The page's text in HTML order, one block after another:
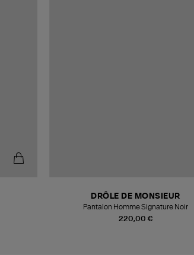
220,00 €
DRÔLE DE MONSIEUR
Pantalon Homme Signature Noir